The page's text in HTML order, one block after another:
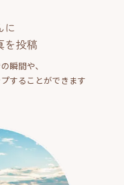
に
を投稿
瞬間や、
することができます